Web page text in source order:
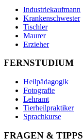
Industriekaufmann
Krankenschwester
Tischler
Maurer
Erzieher
FERNSTUDIUM
Heilpädagogik
Fotografie
Lehramt
Tierheilpraktiker
Sprachkurse
FRAGEN & TIPPS